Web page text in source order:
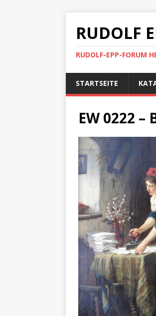
RUDOLF
RUDOLF-EPP-FORUM
STARTSEITE
EW 0222 –